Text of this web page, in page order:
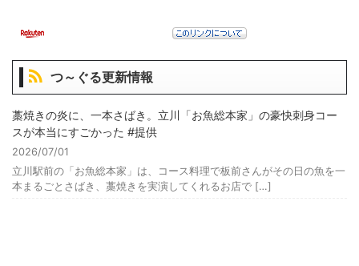
つ～ぐる更新情報
藁焼きの炎に、一本さばき。立川「お魚総本家」の豪快刺身コー
スが本当にすごかった #提供
2026/07/01
立川駅前の「お魚総本家」は、コース料理で板前さんがその日の魚を一
本まるごとさばき、藁焼きを実演してくれるお店で […]